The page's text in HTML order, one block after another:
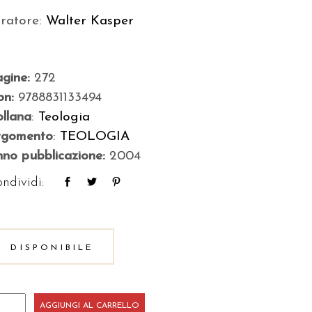
Walter Kasper
272
9788831133494
: Teologia
: TEOLOGIA
pubblicazione: 2004
DISPONIBILE
AGGIUNGI AL CARRELLO